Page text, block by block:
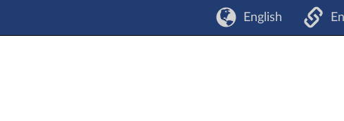
English